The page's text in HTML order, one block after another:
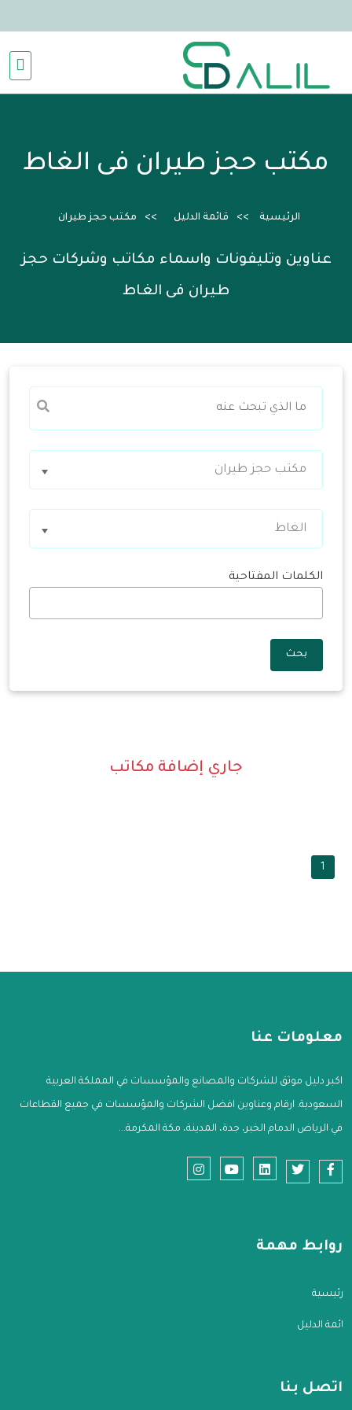
مكتب حجز طيران فى الغاط
الرئيسية قائمة الدليل مكتب حجز طيران
عناوين وتليفونات واسماء مكاتب وشركات حجز
طيران فى الغاط
مكتب حجز طيران
الغاط
الكلمات المفتاحية
بحث
جاري إضافة مكاتب
1
معلومات عنا
اكبر دليل موثق للشركات والمصانع والمؤسسات في المملكة العربية
السعودية. ارقام وعناوين افضل الشركات والمؤسسات في جميع القطاعات
في الرياض الدمام الخبر، جدة، المدينة، مكة المكرمة...
روابط مهمة
الرئيسية
قائمة الدليل
اتصل بنا